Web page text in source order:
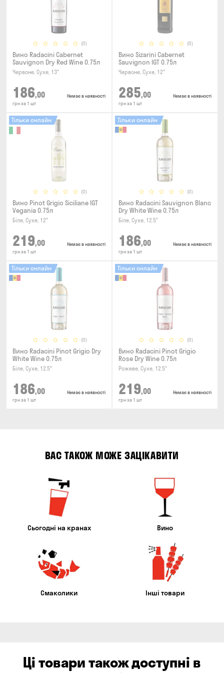
(0)
Вино Radacini Cabernet
Sauvignon Dry Red Wine 0.75л
Червоне, Сухе, 13°
186,00
грн за 1 шт
Немає в наявності
(0)
Вино Sizarini Cabernet
Sauvignon IGT 0.75л
Червоне, Сухе, 12°
285,00
грн за 1 шт
Немає в наявності
(0)
Тільки онлайн
Вино Pinot Grigio Siciliane IGT
Vegania 0.75л
Біле, Сухе, 12°
219,00
грн за 1 шт
Немає в наявності
(0)
Тільки онлайн
Вино Radacini Sauvignon Blanc
Dry White Wine 0.75л
Біле, Сухе, 12.5°
186,00
грн за 1 шт
Немає в наявності
(0)
Тільки онлайн
Вино Radacini Pinot Grigio Dry
White Wine 0.75л
Біле, Сухе, 12.5°
186,00
грн за 1 шт
Немає в наявності
(0)
Тільки онлайн
Вино Radacini Pinot Grigio
Rose Dry Wine 0.75л
Рожеве, Сухе, 12.5°
219,00
грн за 1 шт
Немає в наявності
ВАС ТАКОЖ МОЖЕ ЗАЦІКАВИТИ
Сьогодні на кранах Вино
Смаколики Інші товари
Ці товари також доступні в